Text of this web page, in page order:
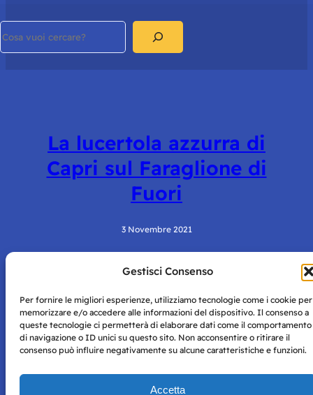
Gestisci Consenso
Per fornire le migliori esperienze, utilizziamo tecnologie come i cookie per
memorizzare e/o accedere alle informazioni del dispositivo. Il consenso a
queste tecnologie ci permetterà di elaborare dati come il comportamento
di navigazione o ID unici su questo sito. Non acconsentire o ritirare il
consenso può influire negativamente su alcune caratteristiche e funzioni.
Accetta
La lucertola azzurra di
Capri sul Faraglione di
Fuori
3 Novembre 2021
Napoli con autorizzazione numero 38 del 25/9/2019.
Tutte le immagini e i contenuti su questo sito sono forniti